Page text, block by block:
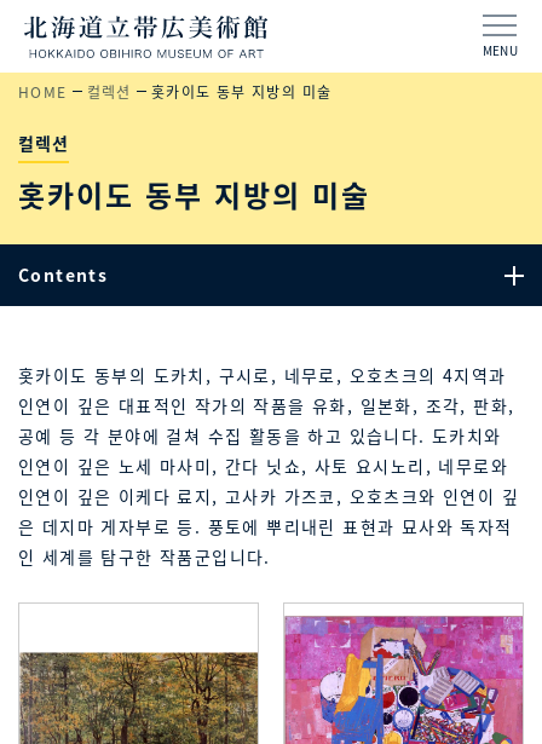
MENU
HOME 컬렉션 홋카이도 동부 지방의 미술
컬렉션
홋카이도 동부 지방의 미술
Contents
홋카이도 동부의 도카치, 구시로, 네무로, 오호츠크의 4지역과
인연이 깊은 대표적인 작가의 작품을 유화, 일본화, 조각, 판화,
공예 등 각 분야에 걸쳐 수집 활동을 하고 있습니다. 도카치와
인연이 깊은 노세 마사미, 간다 닛쇼, 사토 요시노리, 네무로와
인연이 깊은 이케다 료지, 고사카 가즈코, 오호츠크와 인연이 깊
은 데지마 게자부로 등. 풍토에 뿌리내린 표현과 묘사와 독자적
인 세계를 탐구한 작품군입니다.